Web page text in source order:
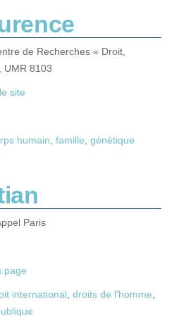
de Recherches « Droit,
UMR 8103
site
humain, famille, génétique
Paris
page
international , droits de l'homme,